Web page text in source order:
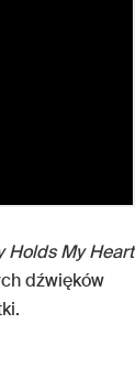
Holds My Heart
dźwięków